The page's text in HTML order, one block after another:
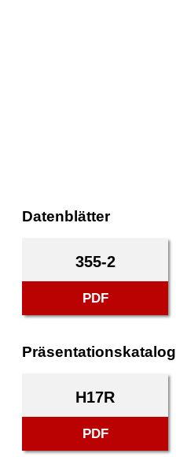
Datenblätter
355-2
PDF
Präsentationskatalog
H17R
PDF